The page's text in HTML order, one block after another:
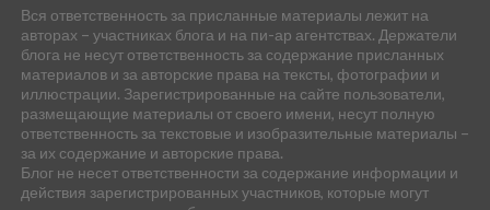
Вся ответственность за присланные материалы лежит на
авторах – участниках блога и на пи-ар агентствах. Держатели
блога не несут ответственность за содержание присланных
материалов и за авторские права на тексты, фотографии и
иллюстрации. Зарегистрированные на сайте пользователи,
размещающие материалы от своего имени, несут полную
ответственность за текстовые и изобразительные материалы –
за их содержание и авторские права.
Блог не несет ответственности за содержание информации и
действия зарегистрированных участников, которые могут